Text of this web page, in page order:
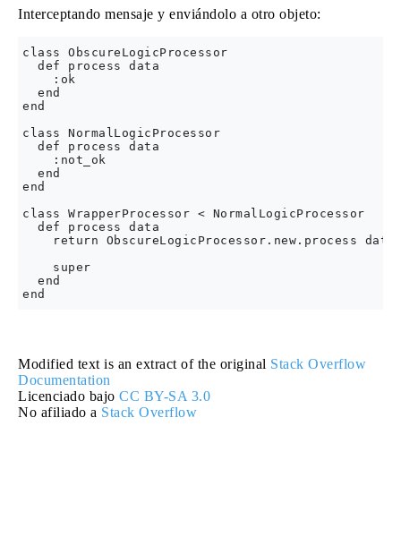
Interceptando mensaje y enviándolo a otro objeto:
class ObscureLogicProcessor
  def process data
    :ok
  end
end
class NormalLogicProcessor
  def process data
    :not_ok
  end
end
class WrapperProcessor < NormalLogicProcessor
  def process data
return ObscureLogicProcessor.new.process data
    super
  end
Modified text is an extract of the original Stack Overflow
Documentation
Licenciado bajo CC BY-SA 3.0
No afiliado a Stack Overflow